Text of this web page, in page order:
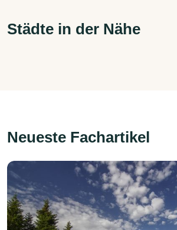
Städte in der Nähe
Neueste Fachartikel